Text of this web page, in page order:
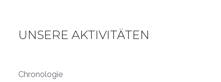
UNSERE AKTIVITÄTEN
Chronologie